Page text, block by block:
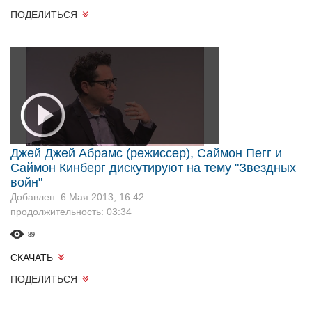
ПОДЕЛИТЬСЯ
Джей Джей Абрамс (режиссер), Саймон Пегг и
Саймон Кинберг дискутируют на тему "Звездных
войн"
Добавлен: 6 Мая 2013, 16:42
продолжительность: 03:34
89
СКАЧАТЬ
ПОДЕЛИТЬСЯ